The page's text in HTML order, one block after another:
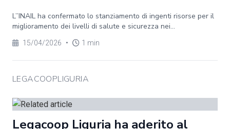
L’’INAIL ha confermato lo stanziamento di ingenti risorse per il
miglioramento dei livelli di salute e sicurezza nei...
15/04/2026 • 1 min
LEGACOOPLIGURIA
Legacoop Liguria ha aderito al